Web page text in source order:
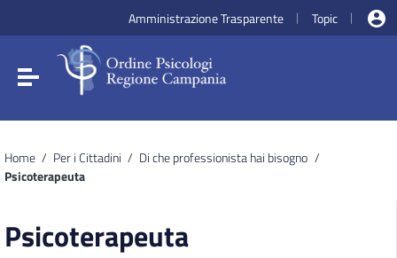
Vai al menu di navigazione
Vai al footer
Amministrazione Trasparente | Topic |
Attiva / disattiva la navigazione
Home / Per i Cittadini / Di che professionista hai bisogno /
Psicoterapeuta
Psicoterapeuta